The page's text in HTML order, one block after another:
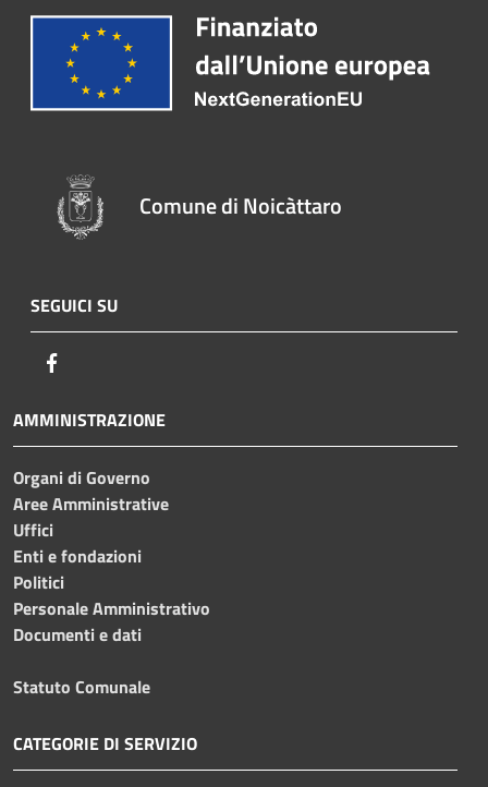
Comune di Noicàttaro
SEGUICI SU
AMMINISTRAZIONE
Organi di Governo
Aree Amministrative
Uffici
Enti e fondazioni
Politici
Personale Amministrativo
Documenti e dati
Statuto Comunale
CATEGORIE DI SERVIZIO